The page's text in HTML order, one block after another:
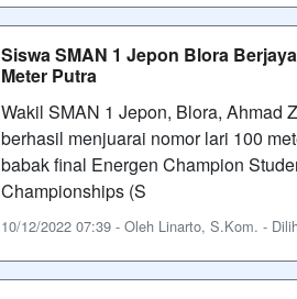
Siswa SMAN 1 Jepon Blora
Meter Putra
Wakil SMAN 1 Jepon, Blora, Ahmad
berhasil menjuarai nomor lari 100
babak final Energen Champion
Championships (S
10/12/2022 07:39 - Oleh Linarto, S.Kom. -